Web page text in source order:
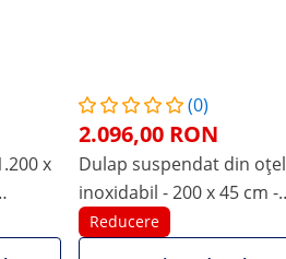
x
kg
(0)
2.096,00 RON
Dulap suspendat din oțel
inoxidabil - 200 x 45 cm -
Royal Catering - 30 kg
Reducere